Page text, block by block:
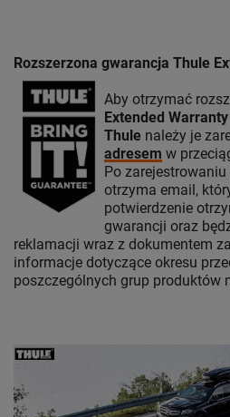
Rozszerzona gwarancja Thule
Aby otrzymać
Extended Warranty
Thule należy je
adresem w
Po
otrzyma email,
potwierdzenie
gwarancji oraz
reklamacji wraz z dokumentem
informacje dotyczące okresu
poszczególnych grup produktów